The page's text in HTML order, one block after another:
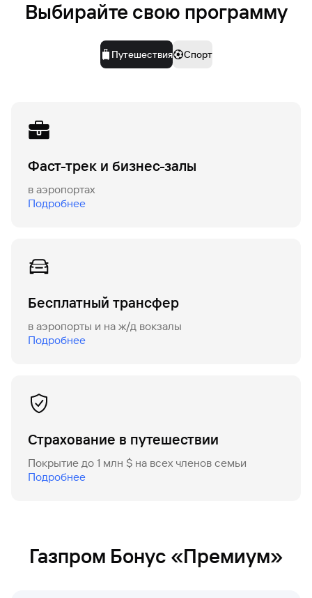
Выбирайте свою программу
Путешествия Спорт
Фаст-трек и бизнес-залы
в аэропортах
Подробнее
Бесплатный трансфер
в аэропорты и на ж/д вокзалы
Подробнее
Страхование в путешествии
Покрытие до 1 млн $ на всех членов семьи
Подробнее
Газпром Бонус «Премиум»